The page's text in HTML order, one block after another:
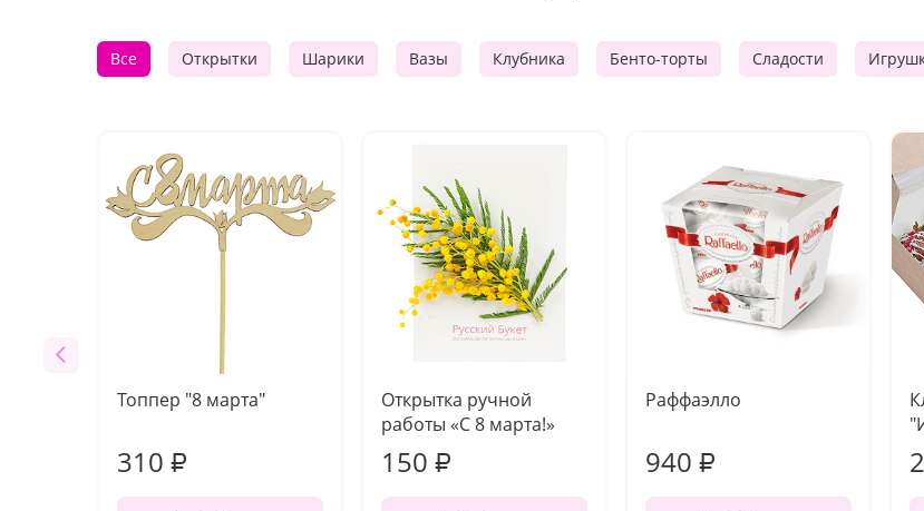
Все Открытки Шарики Вазы Клубника Бенто-торты Сладости
Топпер "8 марта"
310 ₽
Открытка ручной
работы «С 8 марта!»
150 ₽
Раффаэлло
940 ₽